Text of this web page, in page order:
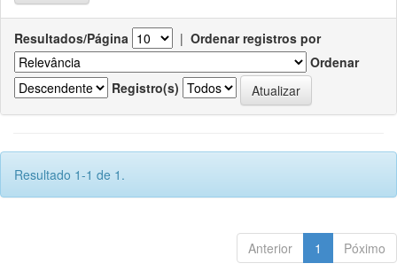
Resultados/Página | Ordenar registros por
Ordenar
Registro(s)
Resultado 1-1 de 1.
Anterior 1 Póximo